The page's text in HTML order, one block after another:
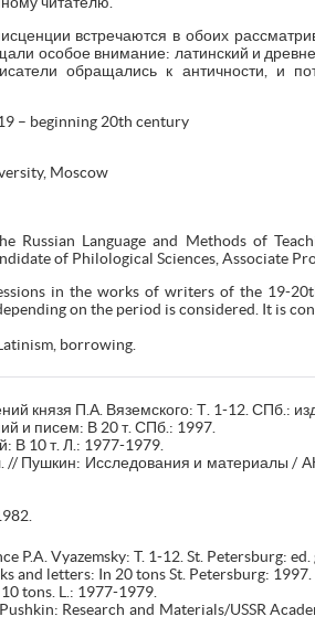
встречаются в обоих
особое внимание: латинский и
обращались к античности, и
– beginning 20th century
Moscow
Russian Language and Methods of
of Philological Sciences, Associate
in the works of writers of the 19-
on the period is considered. It is
borrowing.
князя П.А. Вяземского: Т. 1-12. СПб.:
и писем: В 20 т. СПб.: 1997.
В 10 т. Л.: 1977-1979.
Пушкин: Исследования и материалы /
P.A. Vyazemsky: T. 1-12. St. Petersburg: ed.
and letters: In 20 tons St. Petersburg: 1997.
tons. L.: 1977-1979.
Research and Materials/USSR